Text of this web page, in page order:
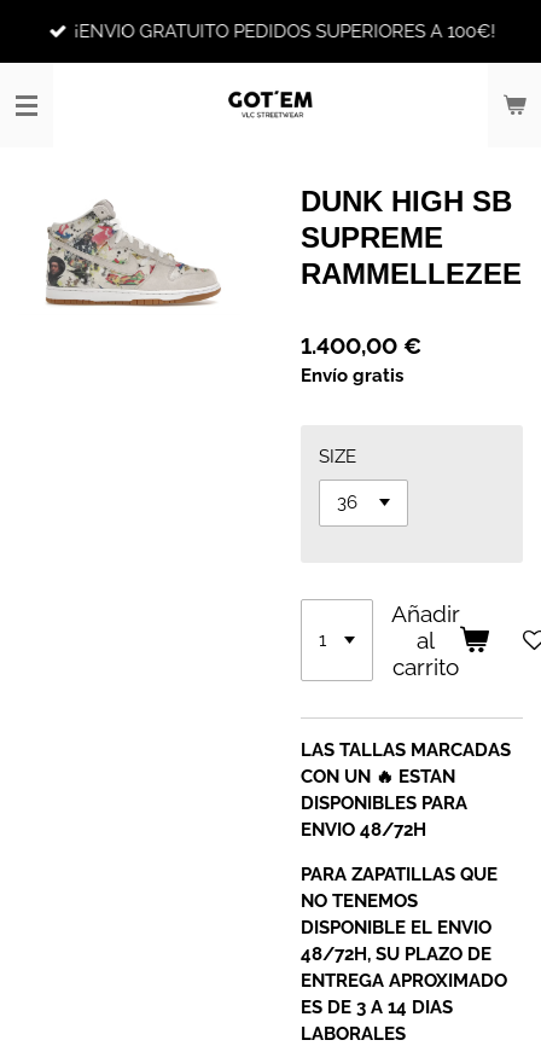
principal
¡ENVIO GRATUITO PEDIDOS SUPERIORES A 100€!
DUNK HIGH SB
SUPREME
RAMMELLEZEE
1.400,00 €
Envío gratis
SIZE
Añadir
al
carrito
LAS TALLAS MARCADAS
CON UN 🔥 ESTAN
DISPONIBLES PARA
ENVIO 48/72H
PARA ZAPATILLAS QUE
NO TENEMOS
DISPONIBLE EL ENVIO
48/72H, SU PLAZO DE
ENTREGA APROXIMADO
ES DE 3 A 14 DIAS
LABORALES